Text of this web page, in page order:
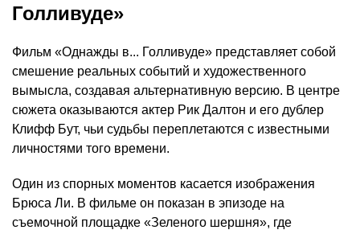
Голливуде»
Фильм «Однажды в... Голливуде» представляет собой
смешение реальных событий и художественного
вымысла, создавая альтернативную версию. В центре
сюжета оказываются актер Рик Далтон и его дублер
Клифф Бут, чьи судьбы переплетаются с известными
личностями того времени.
Один из спорных моментов касается изображения
Брюса Ли. В фильме он показан в эпизоде на
съемочной площадке «Зеленого шершня», где